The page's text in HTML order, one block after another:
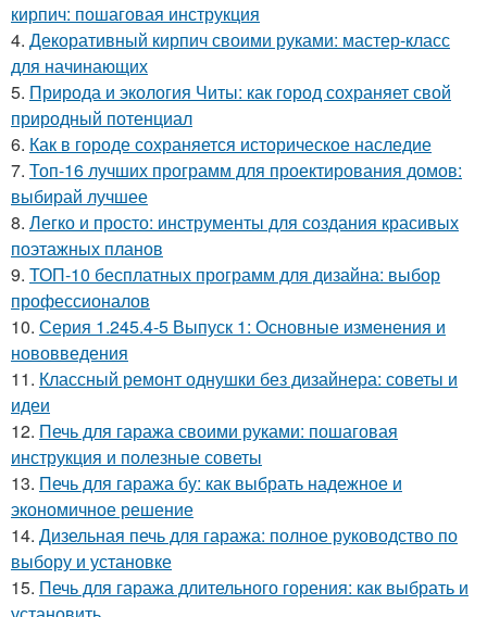
кирпич: пошаговая инструкция
4. Декоративный кирпич своими руками: мастер-класс
для начинающих
5. Природа и экология Читы: как город сохраняет свой
природный потенциал
6. Как в городе сохраняется историческое наследие
7. Топ-16 лучших программ для проектирования домов:
выбирай лучшее
8. Легко и просто: инструменты для создания красивых
поэтажных планов
9. ТОП-10 бесплатных программ для дизайна: выбор
профессионалов
10. Серия 1.245.4-5 Выпуск 1: Основные изменения и
нововведения
11. Классный ремонт однушки без дизайнера: советы и
идеи
12. Печь для гаража своими руками: пошаговая
инструкция и полезные советы
13. Печь для гаража бу: как выбрать надежное и
экономичное решение
14. Дизельная печь для гаража: полное руководство по
выбору и установке
15. Печь для гаража длительного горения: как выбрать и